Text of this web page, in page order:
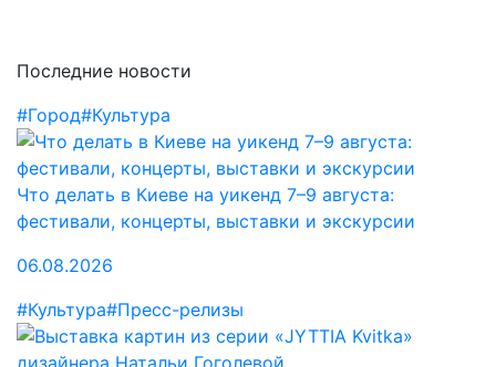
Последние новости
#Город#Культура
Что делать в Киеве на уикенд 7–9 августа:
фестивали, концерты, выставки и экскурсии
06.08.2026
#Культура#Пресс-релизы